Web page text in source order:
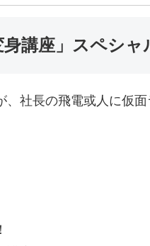
身講座」スペシ
社長の飛電或人に仮